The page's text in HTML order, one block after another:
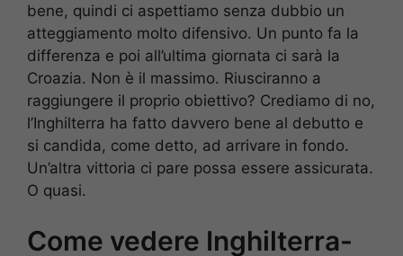
bene, quindi ci aspettiamo senza dubbio un
atteggiamento molto difensivo. Un punto fa la
differenza e poi all’ultima giornata ci sarà la
Croazia. Non è il massimo. Riusciranno a
raggiungere il proprio obiettivo? Crediamo di no,
l’Inghilterra ha fatto davvero bene al debutto e
si candida, come detto, ad arrivare in fondo.
Un’altra vittoria ci pare possa essere assicurata.
O quasi.
Come vedere Inghilterra-